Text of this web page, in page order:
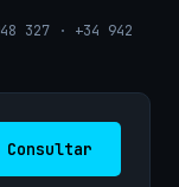
327 · +34 942
Consultar